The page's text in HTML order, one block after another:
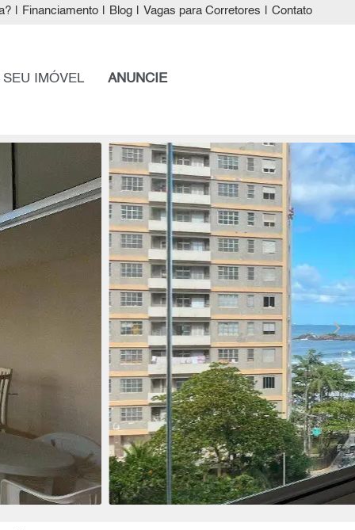
Financiamento Blog Vagas para Corretores Contato
SEU IMÓVEL ANUNCIE